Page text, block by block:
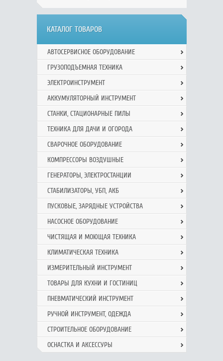
КАТАЛОГ ТОВАРОВ
АВТОСЕРВИСНОЕ ОБОРУДОВАНИЕ
ГРУЗОПОДЪЕМНАЯ ТЕХНИКА
ЭЛЕКТРОИНСТРУМЕНТ
АККУМУЛЯТОРНЫЙ ИНСТРУМЕНТ
СТАНКИ, СТАЦИОНАРНЫЕ ПИЛЫ
ТЕХНИКА ДЛЯ ДАЧИ И ОГОРОДА
СВАРОЧНОЕ ОБОРУДОВАНИЕ
КОМПРЕССОРЫ ВОЗДУШНЫЕ
ГЕНЕРАТОРЫ, ЭЛЕКТРОСТАНЦИИ
СТАБИЛИЗАТОРЫ, УБП, АКБ
ПУСКОВЫЕ, ЗАРЯДНЫЕ УСТРОЙСТВА
НАСОСНОЕ ОБОРУДОВАНИЕ
ЧИСТЯЩАЯ И МОЮЩАЯ ТЕХНИКА
КЛИМАТИЧЕСКАЯ ТЕХНИКА
ИЗМЕРИТЕЛЬНЫЙ ИНСТРУМЕНТ
ТОВАРЫ ДЛЯ КУХНИ И ГОСТИНИЦ
ПНЕВМАТИЧЕСКИЙ ИНСТРУМЕНТ
РУЧНОЙ ИНCТРУМЕНТ, ОДЕЖДА
СТРОИТЕЛЬНОЕ ОБОРУДОВАНИЕ
ОСНАСТКА И АКСЕССУРЫ